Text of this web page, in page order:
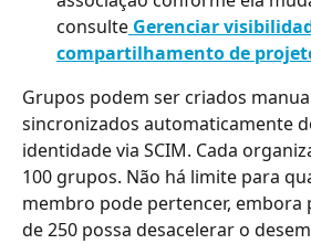
consulte Gerenciar
compartilhamento de
Grupos podem ser criados
sincronizados automaticamente
identidade via SCIM. Cada
100 grupos. Não há limite para
membro pode pertencer, embora
de 250 possa desacelerar o